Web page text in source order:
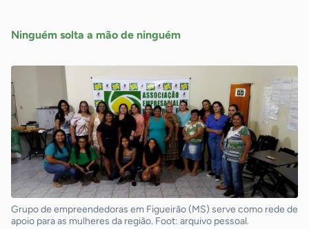
Ninguém solta a mão de ninguém
Grupo de empreendedoras em Figueirão (MS) serve como rede de
apoio para as mulheres da região. Foot: arquivo pessoal.